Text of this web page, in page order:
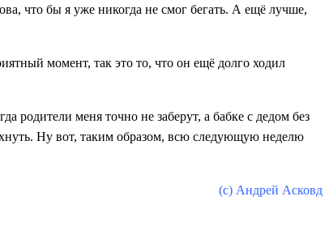
что бы я уже никогда не смог бегать. А ещё лучше,
момент, так это то, что он ещё долго ходил
родители меня точно не заберут, а бабке с дедом без
Ну вот, таким образом, всю следующую неделю
(с) Андрей Асковд